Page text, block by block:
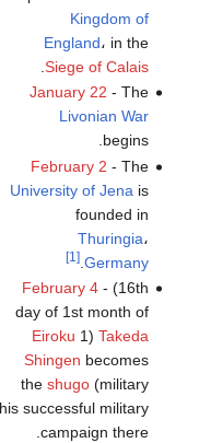
Kingdom of
England، in the
Siege of Calais
January 22 - The
Livonian War
begins.
February 2 - The
University of Jena is
founded in
Thuringia،
Germany
.
[1]
February 4- (16th
day of 1st month of
Eiroku 1) Takeda
Shingen becomes
the shugo(military
successful military
campaign there.